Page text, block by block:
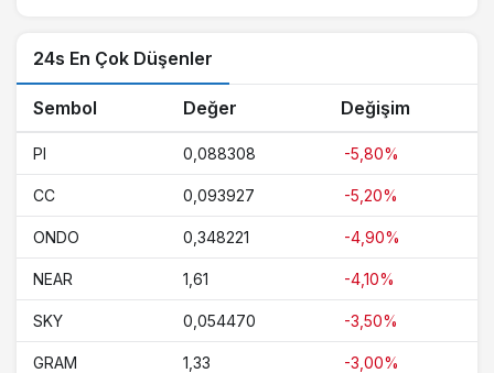
24s En Çok Düşenler
Sembol Değer Değişim
PI 0,088308 -5,80%
CC 0,093927 -5,20%
ONDO 0,348221 -4,90%
NEAR 1,61 -4,10%
SKY 0,054470 -3,50%
GRAM 1,33 -3,00%